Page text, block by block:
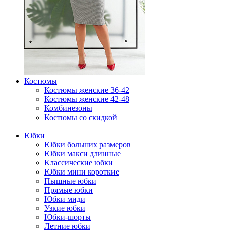
Костюмы
Костюмы женские 36-42
Костюмы женские 42-48
Комбинезоны
Костюмы со скидкой
Юбки
Юбки больших размеров
Юбки макси длинные
Классические юбки
Юбки мини короткие
Пышные юбки
Прямые юбки
Юбки миди
Узкие юбки
Юбки-шорты
Летние юбки